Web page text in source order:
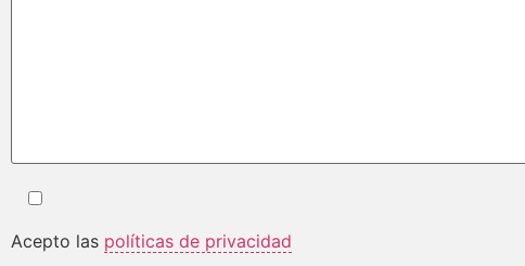
Acepto las políticas de privacidad